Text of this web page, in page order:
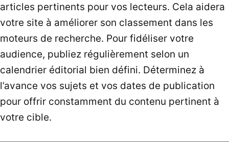
articles pertinents pour vos lecteurs. Cela aidera
votre site à améliorer son classement dans les
moteurs de recherche. Pour fidéliser votre
audience, publiez régulièrement selon un
calendrier éditorial bien défini. Déterminez à
l’avance vos sujets et vos dates de publication
pour offrir constamment du contenu pertinent à
votre cible.